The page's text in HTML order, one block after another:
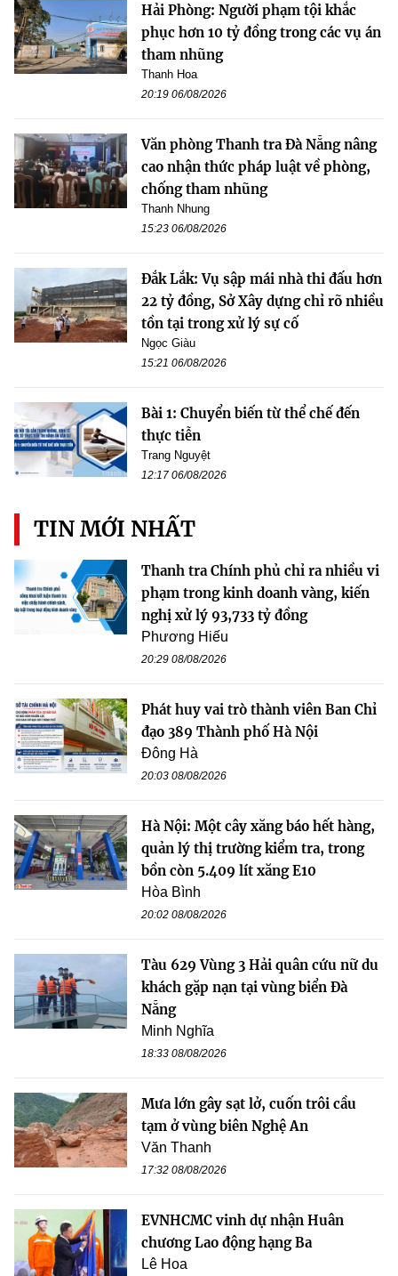
Hải Phòng: Người phạm tội khắc
phục hơn 10 tỷ đồng trong các vụ án
tham nhũng
Thanh Hoa
20:19 06/08/2026
Văn phòng Thanh tra Đà Nẵng nâng
cao nhận thức pháp luật về phòng,
chống tham nhũng
Thanh Nhung
15:23 06/08/2026
Đắk Lắk: Vụ sập mái nhà thi đấu hơn
22 tỷ đồng, Sở Xây dựng chỉ rõ nhiều
tồn tại trong xử lý sự cố
Ngọc Giàu
15:21 06/08/2026
Bài 1: Chuyển biến từ thể chế đến
thực tiễn
Trang Nguyệt
12:17 06/08/2026
TIN MỚI NHẤT
Thanh tra Chính phủ chỉ ra nhiều vi
phạm trong kinh doanh vàng, kiến
nghị xử lý 93,733 tỷ đồng
Phương Hiếu
20:29 08/08/2026
Phát huy vai trò thành viên Ban Chỉ
đạo 389 Thành phố Hà Nội
Đông Hà
20:03 08/08/2026
Hà Nội: Một cây xăng báo hết hàng,
quản lý thị trường kiểm tra, trong
bồn còn 5.409 lít xăng E10
Hòa Bình
20:02 08/08/2026
Tàu 629 Vùng 3 Hải quân cứu nữ du
khách gặp nạn tại vùng biển Đà
Nẵng
Minh Nghĩa
18:33 08/08/2026
Mưa lớn gây sạt lở, cuốn trôi cầu
tạm ở vùng biên Nghệ An
Văn Thanh
17:32 08/08/2026
EVNHCMC vinh dự nhận Huân
chương Lao động hạng Ba
Lê Hoa